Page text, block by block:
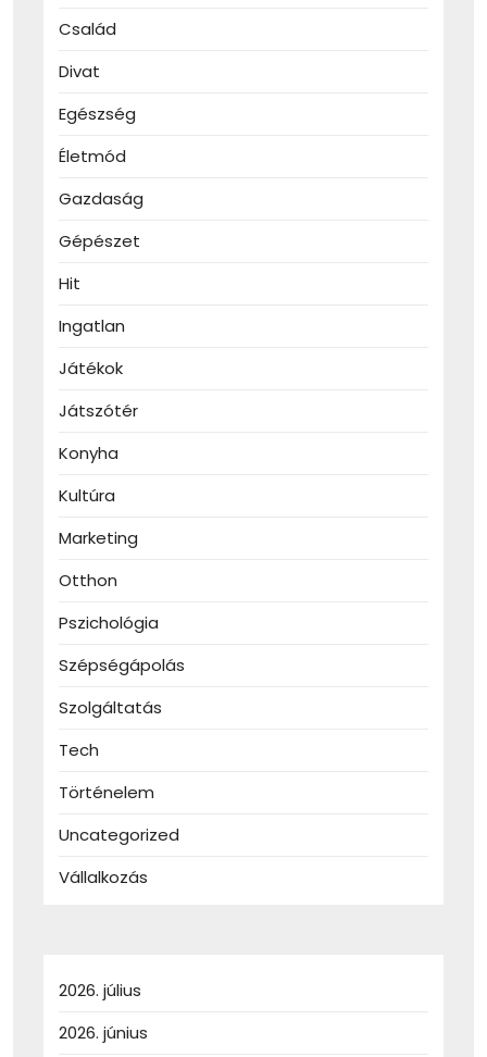
Család
Divat
Egészség
Életmód
Gazdaság
Gépészet
Hit
Ingatlan
Játékok
Játszótér
Konyha
Kultúra
Marketing
Otthon
Pszichológia
Szépségápolás
Szolgáltatás
Tech
Történelem
Uncategorized
Vállalkozás
2026. július
2026. június